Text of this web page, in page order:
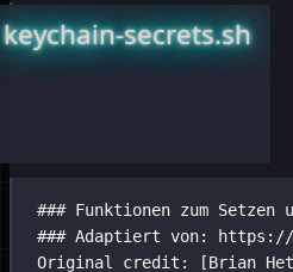
keychain-secrets.sh
### Funktionen zum Setzen
### Adaptiert von: https://
Original
credit: [Brian